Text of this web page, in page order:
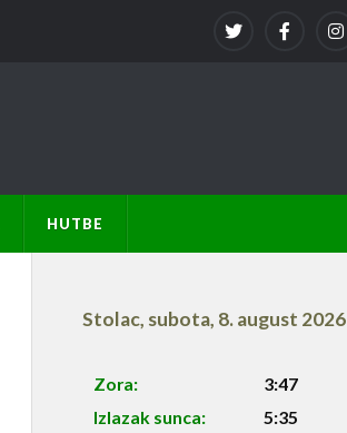
HUTBE
Stolac, subota, 8. august 2026
Zora:
3:47
Izlazak sunca:
5:35